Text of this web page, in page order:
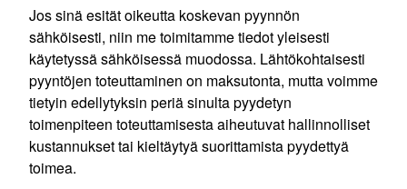
Jos sinä esität oikeutta koskevan pyynnön
sähköisesti, niin me toimitamme tiedot yleisesti
käytetyssä sähköisessä muodossa. Lähtökohtaisesti
pyyntöjen toteuttaminen on maksutonta, mutta voimme
tietyin edellytyksin periä sinulta pyydetyn
toimenpiteen toteuttamisesta aiheutuvat hallinnolliset
kustannukset tai kieltäytyä suorittamista pyydettyä
toimea.